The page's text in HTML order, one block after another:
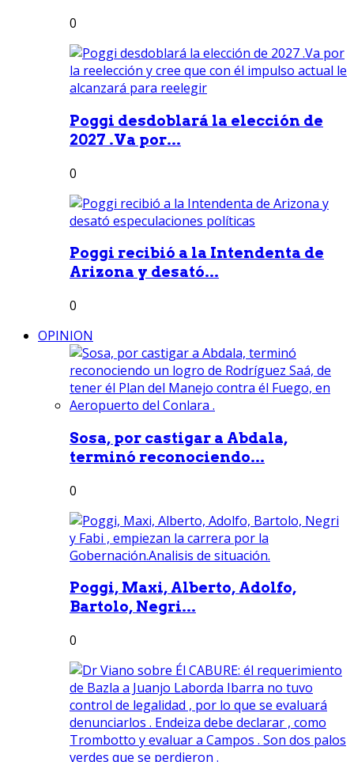
0
Poggi desdoblará la elección de
2027 .Va por...
0
Poggi recibió a la Intendenta de
Arizona y desató...
0
OPINION
Sosa, por castigar a Abdala,
terminó reconociendo...
0
Poggi, Maxi, Alberto, Adolfo,
Bartolo, Negri...
0